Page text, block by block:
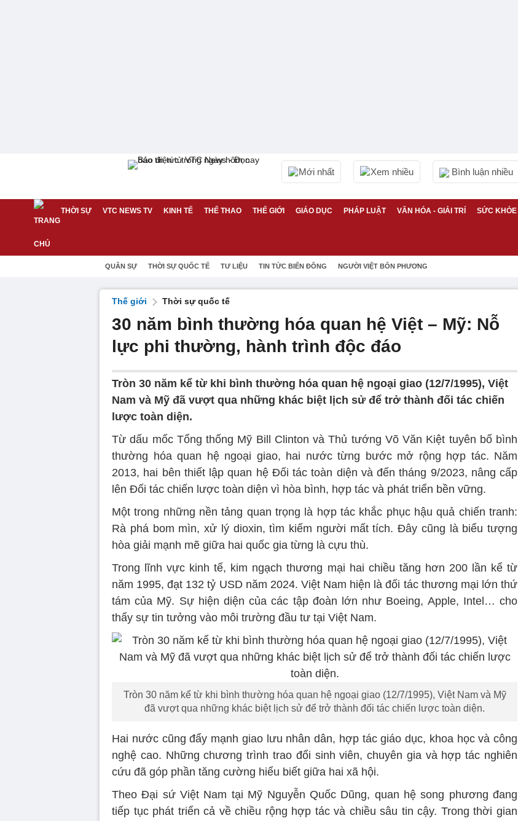
Mới nhất Xem nhiều Bình luận nhiều
THỜI SỰ VTC NEWS TV KINH TẾ THỂ THAO THẾ GIỚI GIÁO DỤC PHÁP LUẬT VĂN HÓA - GIẢI TRÍ SỨC KHỎE
QUÂN SỰ THỜI SỰ QUỐC TẾ TƯ LIỆU TIN TỨC BIỂN ĐÔNG NGƯỜI VIỆT BỐN PHƯƠNG
Thế giới Thời sự quốc tế
30 năm bình thường hóa quan hệ Việt – Mỹ: Nỗ
lực phi thường, hành trình độc đáo
Tròn 30 năm kể từ khi bình thường hóa quan hệ ngoại giao (12/7/1995), Việt
Nam và Mỹ đã vượt qua những khác biệt lịch sử để trở thành đối tác chiến
lược toàn diện.
Từ dấu mốc Tổng thống Mỹ Bill Clinton và Thủ tướng Võ Văn Kiệt tuyên bố bình
thường hóa quan hệ ngoại giao, hai nước từng bước mở rộng hợp tác. Năm
2013, hai bên thiết lập quan hệ Đối tác toàn diện và đến tháng 9/2023, nâng cấp
lên Đối tác chiến lược toàn diện vì hòa bình, hợp tác và phát triển bền vững.
Một trong những nền tảng quan trọng là hợp tác khắc phục hậu quả chiến tranh:
Rà phá bom mìn, xử lý dioxin, tìm kiếm người mất tích. Đây cũng là biểu tượng
hòa giải mạnh mẽ giữa hai quốc gia từng là cựu thù.
Trong lĩnh vực kinh tế, kim ngạch thương mại hai chiều tăng hơn 200 lần kể từ
năm 1995, đạt 132 tỷ USD năm 2024. Việt Nam hiện là đối tác thương mại lớn thứ
tám của Mỹ. Sự hiện diện của các tập đoàn lớn như Boeing, Apple, Intel… cho
thấy sự tin tưởng vào môi trường đầu tư tại Việt Nam.
Tròn 30 năm kể từ khi bình thường hóa quan hệ ngoại giao (12/7/1995), Việt Nam và Mỹ
đã vượt qua những khác biệt lịch sử để trở thành đối tác chiến lược toàn diện.
Hai nước cũng đẩy mạnh giao lưu nhân dân, hợp tác giáo dục, khoa học và công
nghệ cao. Những chương trình trao đổi sinh viên, chuyên gia và hợp tác nghiên
cứu đã góp phần tăng cường hiểu biết giữa hai xã hội.
Theo Đại sứ Việt Nam tại Mỹ Nguyễn Quốc Dũng, quan hệ song phương đang
tiếp tục phát triển cả về chiều rộng hợp tác và chiều sâu tin cậy. Trong thời gian